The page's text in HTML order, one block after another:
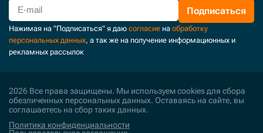
Подписаться
Нажимая на "Подписаться" я даю согласие на обработку
персональных данных, а так же на получение информационных и
рекламных рассылок
2026 Все права защищены. Мы используем cookies для сбора
обезличенных персональных данных. Оставаясь на сайте, вы
соглашаетесь на сбор таких данных.
Политика конфиденциальности